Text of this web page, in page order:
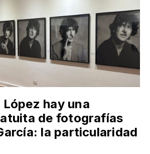
hay una
de fotografías
la particularidad